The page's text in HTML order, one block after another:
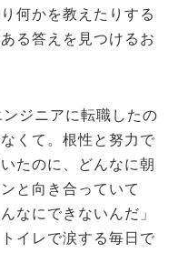
何かを教えたりする
る答えを見つけるお
ジニアに転職したの
くて。根性と努力で
たのに、どんなに朝
と向き合っていて
なにできないんだ」
イレで涙する毎日で